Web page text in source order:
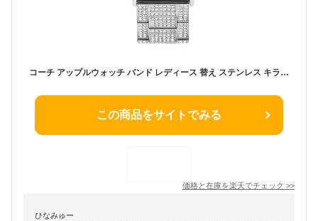
コーチ アップルウォッチ バンド レディース 替え ステンレス キラキラ ブランド おしゃれ COACH
この商品をサイトでみる
価格と在庫を楽天でチェック >>
ひなみゅー